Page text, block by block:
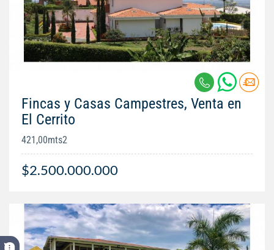
Fincas y Casas Campestres, Venta en
El Cerrito
421,00mts2
$2.500.000.000